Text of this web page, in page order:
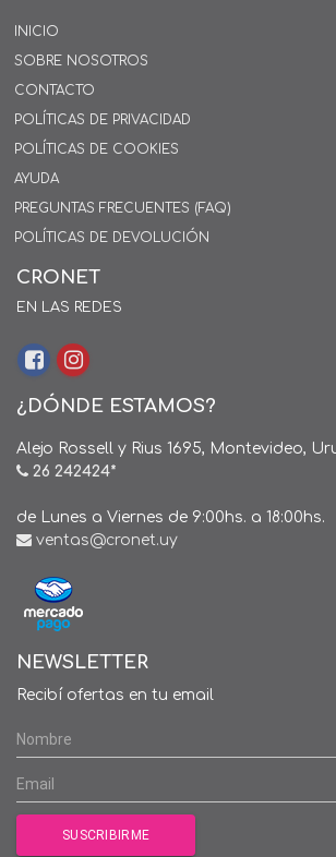
INICIO
SOBRE NOSOTROS
CONTACTO
POLÍTICAS DE PRIVACIDAD
POLÍTICAS DE COOKIES
AYUDA
PREGUNTAS FRECUENTES (FAQ)
POLÍTICAS DE DEVOLUCIÓN
CRONET
EN LAS REDES
¿DÓNDE ESTAMOS?
Alejo Rossell y Rius 1695, Montevideo,
26 242424*
de Lunes a Viernes de 9:00hs. a 18:00hs.
ventas@cronet.uy
NEWSLETTER
Recibí ofertas en tu email